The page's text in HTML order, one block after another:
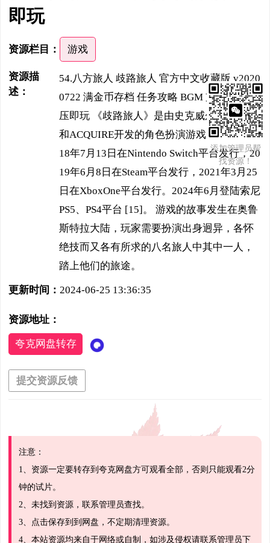
即玩
资源栏目： 游戏
资源描
述：
54.八方旅人 歧路旅人 官方中文收藏版 v2020
0722 满金币存档 任务攻略 BGM 支持手柄 解
压即玩 《歧路旅人》是由史克威尔·艾尼克斯
和ACQUIRE开发的角色扮演游戏，该作于20
18年7月13日在Nintendo Switch平台发行，20
19年6月8日在Steam平台发行，2021年3月25
日在XboxOne平台发行。2024年6月登陆索尼
PS5、PS4平台 [15]。 游戏的故事发生在奥鲁
斯特拉大陆，玩家需要扮演出身迥异，各怀
绝技而又各有所求的八名旅人中其中一人，
踏上他们的旅途。
更新时间： 2024-06-25 13:36:35
资源地址：
夸克网盘转存
提交资源反馈
注意：
1、资源一定要转存到夸克网盘方可观看全部，否则只能观看2分
钟的试片。
2、未找到资源，联系管理员查找。
3、点击保存到到网盘，不定期清理资源。
4、本站资源均来自于网络或自制，如涉及侵权请联系管理员下
添加管理员帮
找资源！